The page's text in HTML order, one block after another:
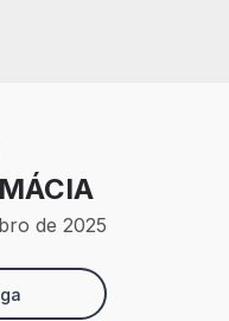
de 2025